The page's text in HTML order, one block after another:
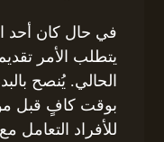
في حال كان أحد
يتطلب الأمر
الحالي. يُنصح
بوقت كافٍ قبل
للأفراد التعامل